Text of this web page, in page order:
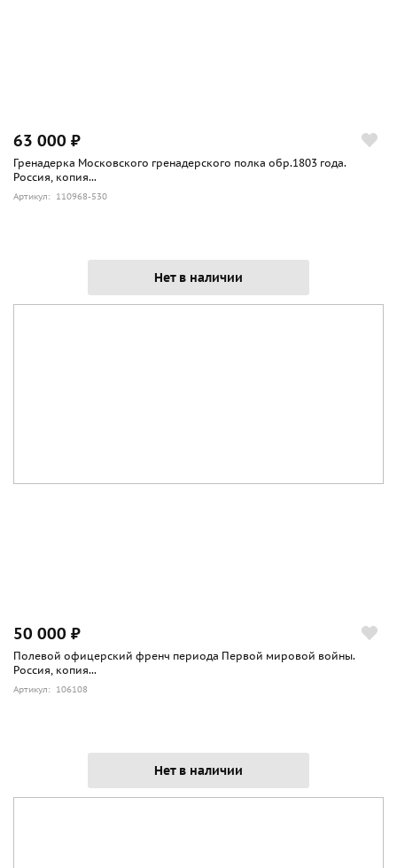
63 000 ₽
Гренадерка Московского гренадерского полка обр.1803 года.
Россия, копия...
Артикул: 110968-530
Нет в наличии
50 000 ₽
Полевой офицерский френч периода Первой мировой войны.
Россия, копия...
Артикул: 106108
Нет в наличии